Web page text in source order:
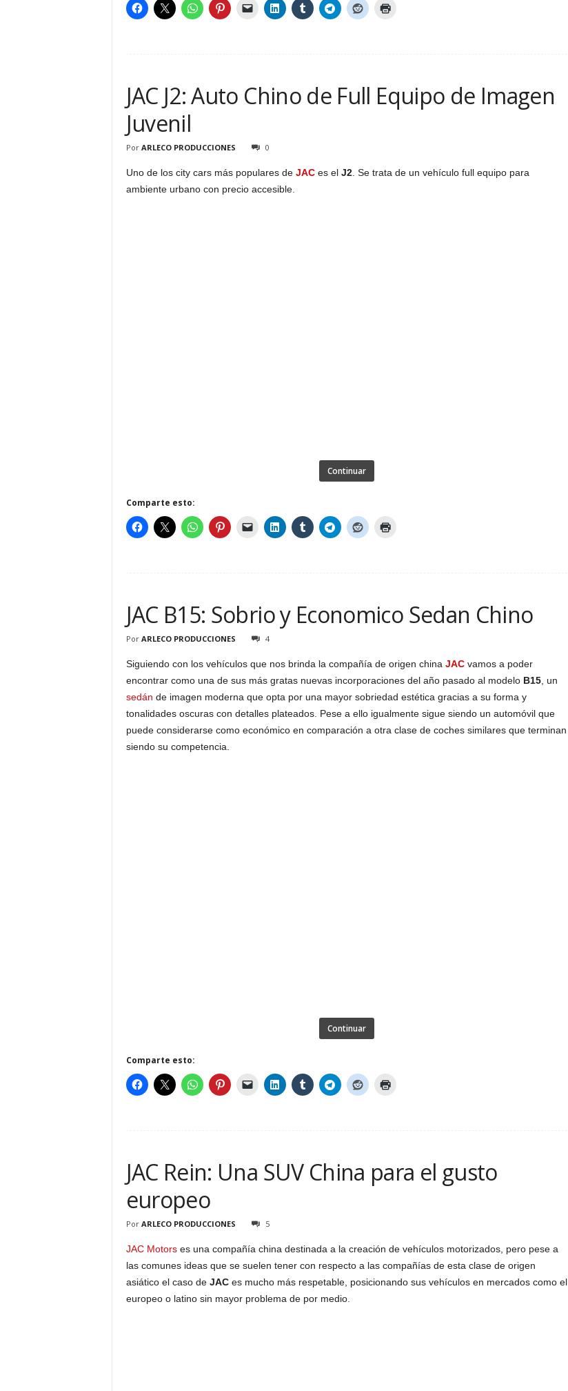
JAC J2: Auto Chino de Full Equipo de Imagen
Juvenil
Por ARLECO PRODUCCIONES 0
Uno de los city cars más populares de JACes el J2. Se trata de un vehículo full equipo para
ambiente urbano con precio accesible.
Continuar
Comparte esto:
JAC B15: Sobrio y Economico Sedan Chino
Por ARLECO PRODUCCIONES 4
Siguiendo con los vehículos que nos brinda la compañía de origen china JACvamos a poder
encontrar como una de sus más gratas nuevas incorporaciones del año pasado al modelo B15, un
sedán de imagen moderna que opta por una mayor sobriedad estética gracias a su forma y
tonalidades oscuras con detalles plateados. Pese a ello igualmente sigue siendo un automóvil que
puede considerarse como económico en comparación a otra clase de coches similares que terminan
siendo su competencia.
Continuar
Comparte esto:
JAC Rein: Una SUV China para el gusto
europeo
Por ARLECO PRODUCCIONES 5
JAC Motorses una compañía china destinada a la creación de vehículos motorizados, pero pese a
las comunes ideas que se suelen tener con respecto a las compañías de esta clase de origen
asiático el caso de JACes mucho más respetable, posicionando sus vehículos en mercados como el
europeo o latino sin mayor problema de por medio.